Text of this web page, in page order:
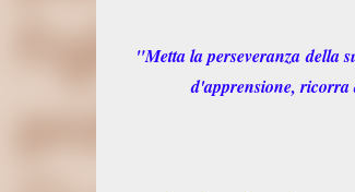
"Metta la perseveranzadella
d'apprensione, ricorra